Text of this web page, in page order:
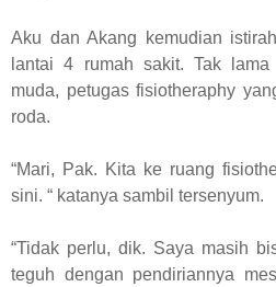
Aku dan Akang kemudian
lantai 4 rumah sakit. Tak
muda, petugas fisiotheraphy
roda.
“Mari, Pak. Kita ke ruang
sini. “ katanya sambil tersenyum.
“Tidak perlu, dik. Saya masih
teguh dengan pendiriannya